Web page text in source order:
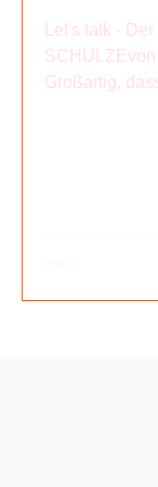
Let's talk -
Großartig,